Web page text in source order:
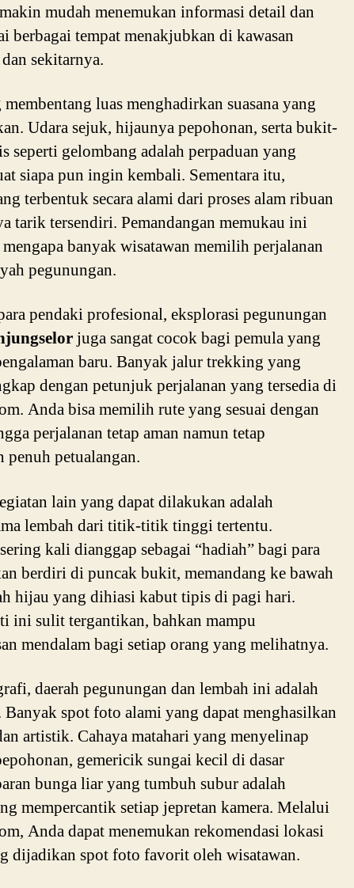
mudah menemukan informasi detail dan
berbagai tempat menakjubkan di kawasan
dan sekitarnya.
luas menghadirkan suasana yang
Udara sejuk, hijaunya pepohonan, serta bukit-
seperti gelombang adalah perpaduan yang
siapa pun ingin kembali. Sementara itu,
terbentuk secara alami dari proses alam ribuan
tarik tersendiri. Pemandangan memukau ini
banyak wisatawan memilih perjalanan
pegunungan.
pendaki profesional, eksplorasi pegunungan
juga sangat cocok bagi pemula yang
baru. Banyak jalur trekking yang
dengan petunjuk perjalanan yang tersedia di
Anda bisa memilih rute yang sesuai dengan
perjalanan tetap aman namun tetap
penuh petualangan.
lain yang dapat dilakukan adalah
lembah dari titik-titik tinggi tertentu.
kali dianggap sebagai “hadiah” bagi para
berdiri di puncak bukit, memandang ke bawah
hijau yang dihiasi kabut tipis di pagi hari.
ini sulit tergantikan, bahkan mampu
mendalam bagi setiap orang yang melihatnya.
daerah pegunungan dan lembah ini adalah
Banyak spot foto alami yang dapat menghasilkan
artistik. Cahaya matahari yang menyelinap
gemericik sungai kecil di dasar
bunga liar yang tumbuh subur adalah
mempercantik setiap jepretan kamera. Melalui
Anda dapat menemukan rekomendasi lokasi
dijadikan spot foto favorit oleh wisatawan.